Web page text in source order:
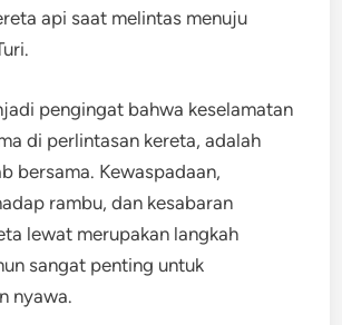
api saat melintas menuju
pengingat bahwa keselamatan
di perlintasan kereta, adalah
bersama. Kewaspadaan,
rambu, dan kesabaran
lewat merupakan langkah
sangat penting untuk
nyawa.